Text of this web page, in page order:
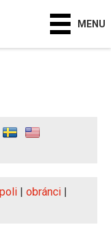
MENU
| obránci |